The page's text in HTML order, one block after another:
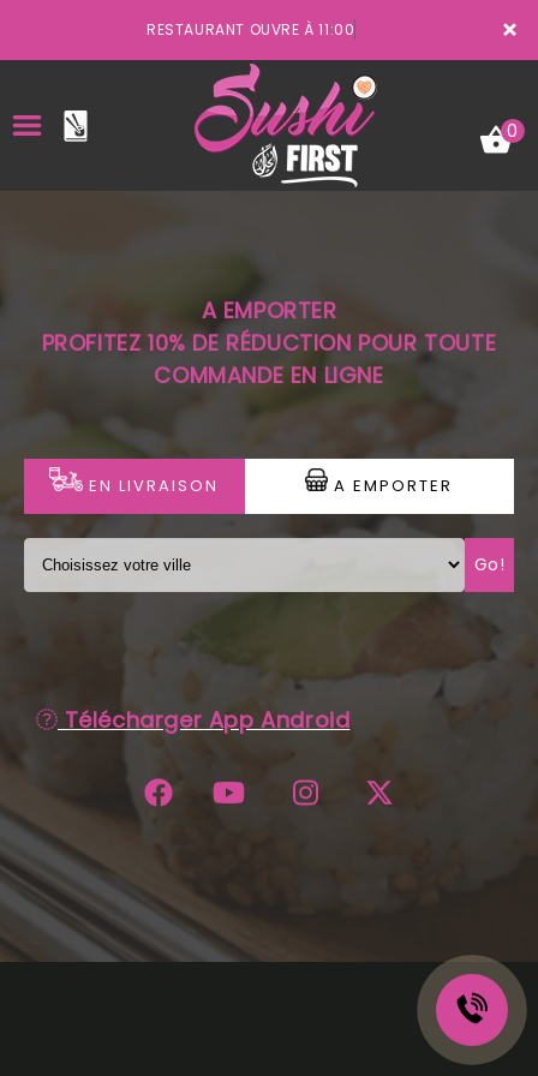
×
RESTAURANT OUVRE À 11:00
LA CARTE
VOTRE COMPTE
NOTRE RESTAURANT
VOS AVIS
MENTIONS LÉGALES
C.G.V
0
A EMPORTER
PROFITEZ 10% DE RÉDUCTION POUR TOUTE
COMMANDE EN LIGNE
EN LIVRAISON A EMPORTER
Go!
Télécharger App Android